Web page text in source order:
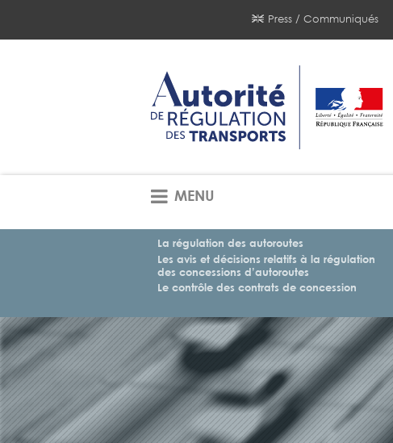
Press / Communiqués
MENU
La régulation des autoroutes
Les avis et décisions relatifs à la régulation
des concessions d’autoroutes
Le contrôle des contrats de concession